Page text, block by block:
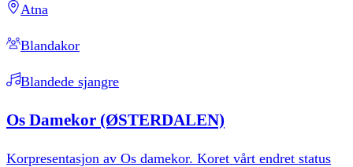
Atna
Blandakor
Blandede sjangre
Os Damekor (ØSTERDALEN)
Korpresentasjon av Os damekor. Koret vårt endret status